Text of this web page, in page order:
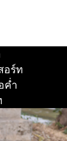
อร์ท
ค่ำ